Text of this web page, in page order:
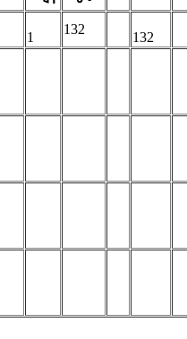
1
132
132